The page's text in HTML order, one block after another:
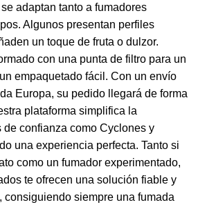
adaptan tanto a fumadores
Algunos presentan perfiles
un toque de fruta o dulzor.
con una punta de filtro para un
empaquetado fácil. Con un envío
Europa, su pedido llegará de forma
plataforma simplifica la
de confianza como Cyclones y
una experiencia perfecta. Tanto si
como un fumador experimentado,
te ofrecen una solución fiable y
consiguiendo siempre una fumada